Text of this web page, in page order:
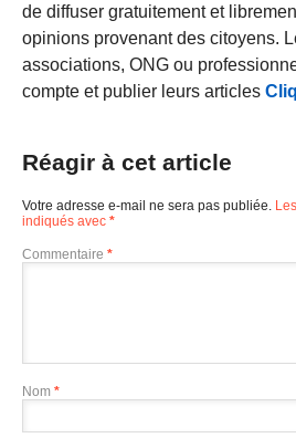
de diffuser gratuitement et
opinions provenant des citoyens.
associations, ONG ou
compte et publier leurs articles
Réagir à cet article
Votre adresse e-mail ne sera pas publiée.
indiqués avec *
Commentaire *
Nom *